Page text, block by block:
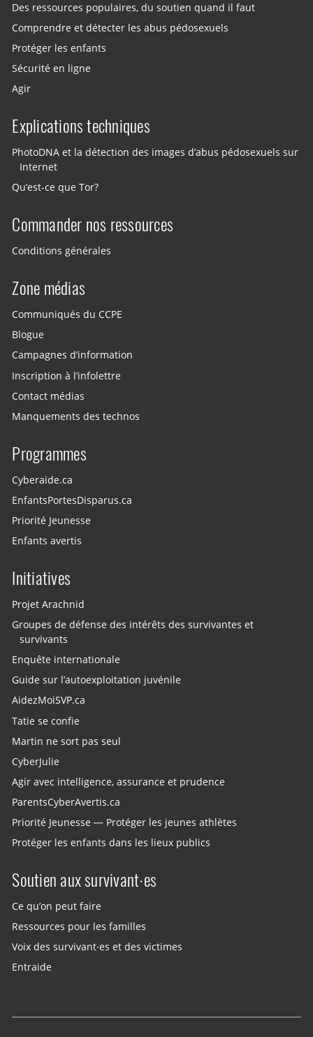
Des ressources populaires, du soutien quand il faut
Comprendre et détecter les abus pédosexuels
Protéger les enfants
Sécurité en ligne
Agir
Explications techniques
PhotoDNA et la détection des images d’abus pédosexuels sur
Internet
Qu’est-ce que Tor?
Commander nos ressources
Conditions générales
Zone médias
Communiqués du CCPE
Blogue
Campagnes d’information
Inscription à l’infolettre
Contact médias
Manquements des technos
Programmes
Cyberaide.ca
EnfantsPortesDisparus.ca
Priorité Jeunesse
Enfants avertis
Initiatives
Projet Arachnid
Groupes de défense des intérêts des survivantes et
survivants
Enquête internationale
Guide sur l’autoexploitation juvénile
AidezMoiSVP.ca
Tatie se confie
Martin ne sort pas seul
CyberJulie
Agir avec intelligence, assurance et prudence
ParentsCyberAvertis.ca
Priorité Jeunesse — Protéger les jeunes athlètes
Protéger les enfants dans les lieux publics
Soutien aux survivant·es
Ce qu’on peut faire
Ressources pour les familles
Voix des survivant·es et des victimes
Entraide